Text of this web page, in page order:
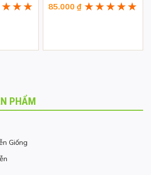
85.000₫
PHẨM
Giống